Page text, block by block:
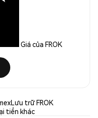
Giá của FROK
Lưu trữ FROK
tiền khác